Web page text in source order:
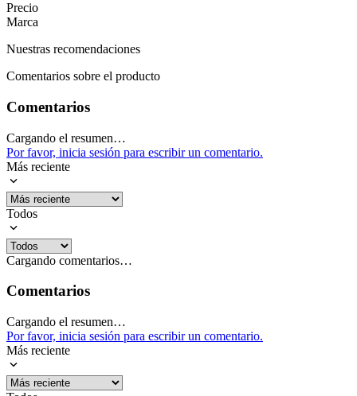
Para completar, la caja incluye todo lo necesario: el intercom KY-
800, auriculares y micrófono, base con clip, adhesivo de auriculares,
requisito descargar la app Roadcam en un dispositivo Android o iOS
Precio
Marca
Nuestras recomendaciones
Comentarios sobre el producto
Comentarios
Cargando el resumen…
Por favor, inicia sesión para escribir un comentario.
Más reciente
Todos
Cargando comentarios…
Comentarios
Cargando el resumen…
Por favor, inicia sesión para escribir un comentario.
Más reciente